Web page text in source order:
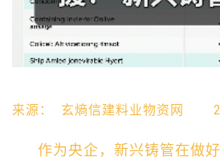
来源： 玄熵信建料业物资网
作为央企，新兴铸管在做